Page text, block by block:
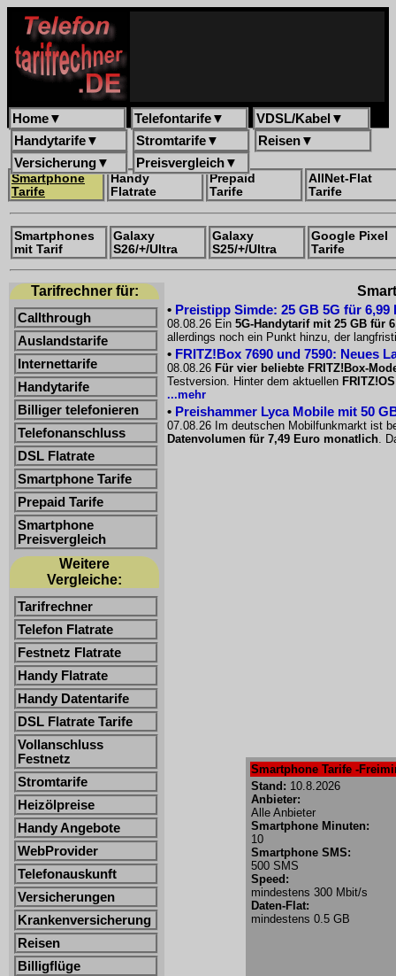
Home▼ Telefontarife▼ VDSL/Kabel ▼
Handytarife▼ Stromtarife▼ Reisen▼
Versicherung▼ Preisvergleich▼
Smartphone
Tarife
Handy
Flatrate
Prepaid
Tarife
AllNet-Flat
Tarife
Smartphones
mit Tarif
Galaxy
S26/+/Ultra
Galaxy
S25/+/Ultra
Google Pixel
Tarife
Tarifrechner für:
Callthrough
Auslandstarife
Internettarife
Handytarife
Billiger telefonieren
Telefonanschluss
DSL Flatrate
Smartphone Tarife
Prepaid Tarife
Smartphone
Preisvergleich
Weitere
Vergleiche:
Tarifrechner
Telefon Flatrate
Festnetz Flatrate
Handy Flatrate
Handy Datentarife
DSL Flatrate Tarife
Vollanschluss
Festnetz
Stromtarife
Heizölpreise
Handy Angebote
WebProvider
Telefonauskunft
Versicherungen
Krankenversicherung
Reisen
Billigflüge
• Preistipp Simde: 25 GB 5G für
08.08.26 Ein 5G-Handytarif mit 25 GB für
allerdings noch ein Punkt hinzu, der
• FRITZ!Box 7690 und 7590: Neues
08.08.26 Für vier beliebte FRITZ!Box-
Testversion. Hinter dem aktuellen
...mehr
• Preishammer Lyca Mobile mit 50
07.08.26 Im deutschen Mobilfunkmarkt ist
Datenvolumen für 7,49 Euro monatlich.
Smartphone Tarife -
Stand: 10.8.2026
Anbieter:
Alle Anbieter
Smartphone Minuten:
10
Smartphone SMS:
500 SMS
Speed:
mindestens 300 Mbit/s
Daten-Flat:
mindestens 0.5 GB